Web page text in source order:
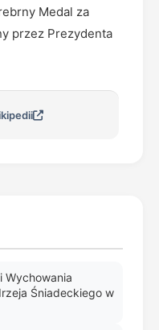
Medal za
przez Prezydenta
Wychowania
Śniadeckiego w